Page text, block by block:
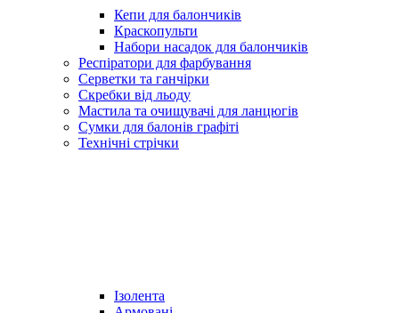
Кепи для балончиків
Краскопульти
Набори насадок для балончиків
Респіратори для фарбування
Серветки та ганчірки
Скребки від льоду
Мастила та очищувачі для ланцюгів
Сумки для балонів графіті
Технічні стрічки
Ізолента